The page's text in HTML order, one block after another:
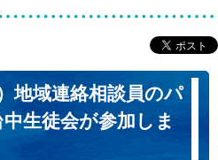
地域連絡相談員のパ
生徒会が参加しま